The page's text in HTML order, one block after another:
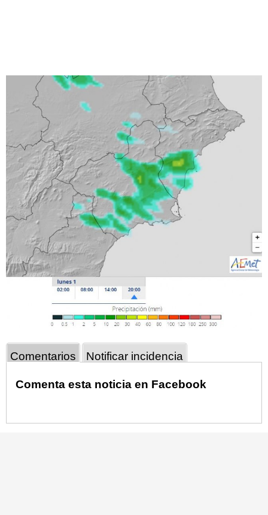
Comentarios Notificar incidencia
Comenta esta noticia en Facebook